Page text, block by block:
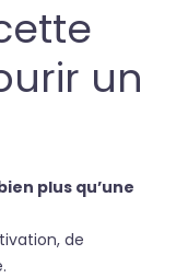
un
plus qu’une
de